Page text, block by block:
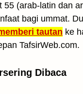
55 (arab-latin dan
bagi ummat.
tautan ke
TafsirWeb.com.
Dibaca